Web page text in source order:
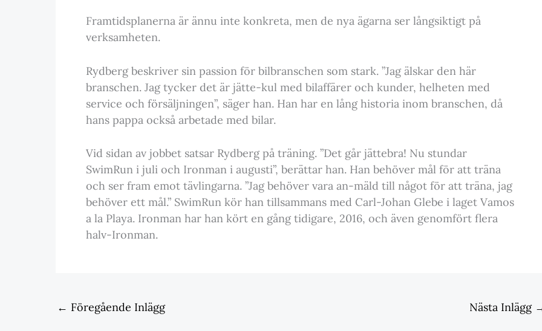
Framtidsplanerna är ännu inte konkreta, men de nya ägarna ser långsiktigt på
verksamheten.
Rydberg beskriver sin passion för bilbranschen som stark. ”Jag älskar den här
branschen. Jag tycker det är jätte-kul med bilaffärer och kunder, helheten med
service och försäljningen”, säger han. Han har en lång historia inom branschen, då
hans pappa också arbetade med bilar.
Vid sidan av jobbet satsar Rydberg på träning. ”Det går jättebra! Nu stundar
SwimRun i juli och Ironman i augusti”, berättar han. Han behöver mål för att träna
och ser fram emot tävlingarna. ”Jag behöver vara an-mäld till något för att träna, jag
behöver ett mål.” SwimRun kör han tillsammans med Carl-Johan Glebe i laget Vamos
a la Playa. Ironman har han kört en gång tidigare, 2016, och även genomfört flera
halv-Ironman.
← Föregående Inlägg Nästa Inlägg